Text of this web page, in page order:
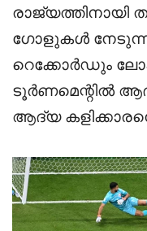
രാജ്യത്തിനായി
ഗോളുകൾ നേടുന്ന
റെക്കോർഡും
ടൂർണമെന്റിൽ
ആദ്യ